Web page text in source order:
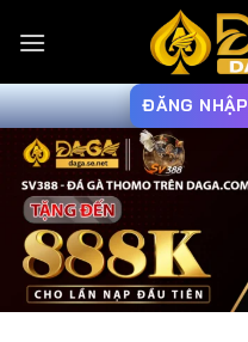
qua
dung
ĐĂNG NHẬP